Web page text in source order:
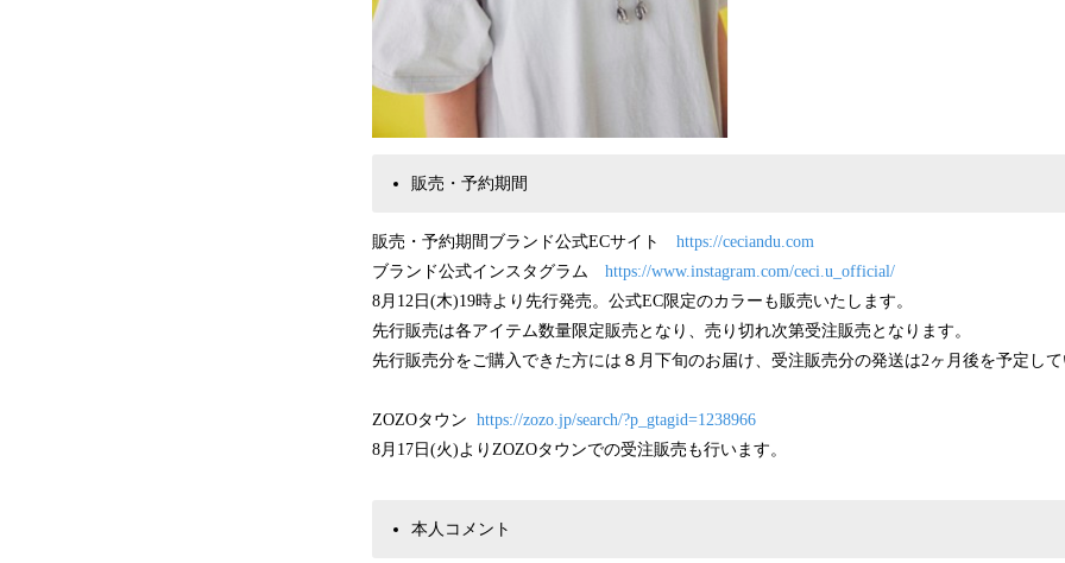
販売・予約期間
販売・予約期間ブランド公式ECサイト https://ceciandu.com
ブランド公式インスタグラム https://www.instagram.com/ceci.u_official/
8月12日(木)19時より先行発売。公式EC限定のカラーも販売いたします。
先行販売は各アイテム数量限定販売となり、売り切れ次第受注販売となります。
先行販売分をご購入できた方には８月下旬のお届け、受注販売分の発送は2ヶ月後を予定し
ZOZOタウン https://zozo.jp/search/?p_gtagid=1238966
8月17日(火)よりZOZOタウンでの受注販売も行います。
本人コメント